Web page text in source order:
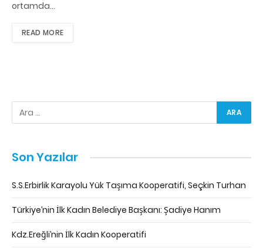
ortamda…
READ MORE
Son Yazılar
S.S.Erbirlik Karayolu Yük Taşıma Kooperatifi, Seçkin Turhan
Türkiye’nin İlk Kadın Belediye Başkanı: Şadiye Hanım
Kdz.Ereğli’nin İlk Kadın Kooperatifi